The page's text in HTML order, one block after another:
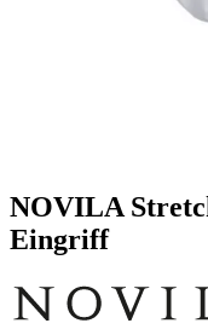
NOVILA
Eingriff